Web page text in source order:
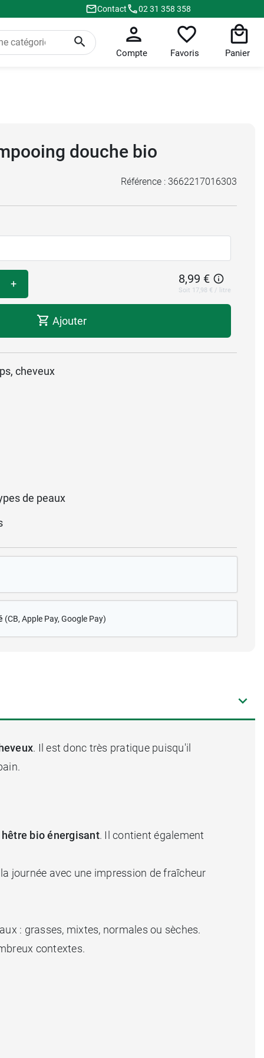
Contact 02 31 358 358
Compte Favoris Panier
douche bio
Référence : 3662217016303
+ 8,99 €
Soit 17,98 € / litre
Ajouter
cheveux
de peaux
(CB, Apple Pay, Google Pay)
. Il est donc très pratique puisqu'il
bio énergisant. Il contient également
journée avec une impression de fraîcheur
: grasses, mixtes, normales ou sèches.
contextes.